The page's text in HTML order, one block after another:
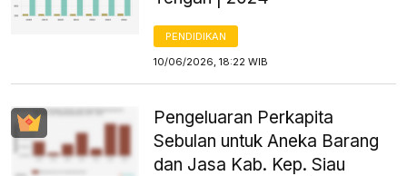
PENDIDIKAN
10/06/2026, 18:22 WIB
Pengeluaran Perkapita
Sebulan untuk Aneka Barang
dan Jasa Kab. Kep. Siau